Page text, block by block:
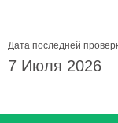
Дата последней
7 Июля 2026